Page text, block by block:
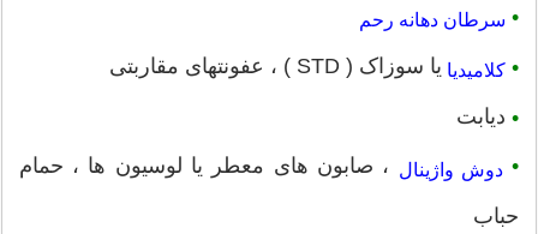
• سرطان دهانه رحم
• کلامیدیا یا سوزاک ( STD ) ، عفونتهای مقاربتی
• دیابت
• دوش واژینال ، صابون های معطر یا لوسیون ها ، حمام
حباب